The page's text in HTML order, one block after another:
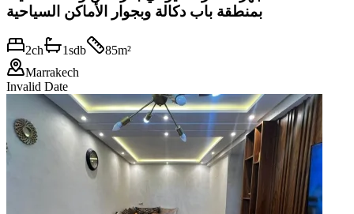
بمنطقة باب دكالة وبجوار الأماكن السياحية
2ch 1sdb 85m²
Marrakech
Invalid Date